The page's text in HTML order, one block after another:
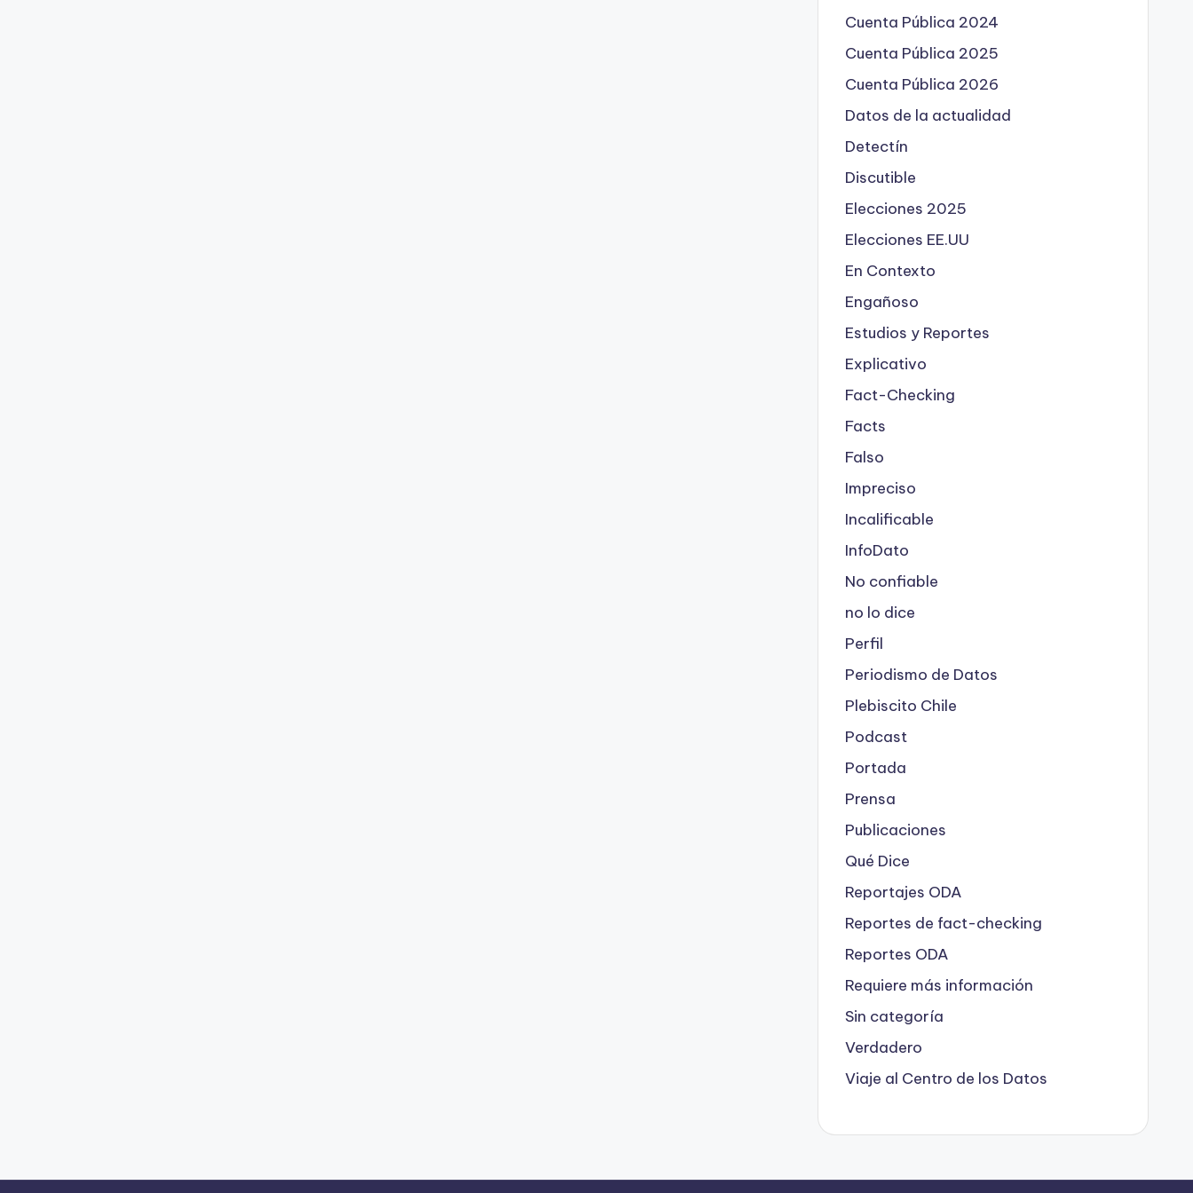
Cuenta Pública 2024
Cuenta Pública 2025
Cuenta Pública 2026
Datos de la actualidad
Detectín
Discutible
Elecciones 2025
Elecciones EE.UU
En Contexto
Engañoso
Estudios y Reportes
Explicativo
Fact-Checking
Facts
Falso
Impreciso
Incalificable
InfoDato
No confiable
no lo dice
Perfil
Periodismo de Datos
Plebiscito Chile
Podcast
Portada
Prensa
Publicaciones
Qué Dice
Reportajes ODA
Reportes de fact-checking
Reportes ODA
Requiere más información
Sin categoría
Verdadero
Viaje al Centro de los Datos